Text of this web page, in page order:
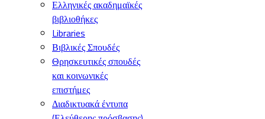
Ελληνικές ακαδημαϊκές
βιβλιοθήκες
Libraries
Βιβλικές Σπουδές
Θρησκευτικές σπουδές
και κοινωνικές
επιστήμες
Διαδικτυακά έντυπα